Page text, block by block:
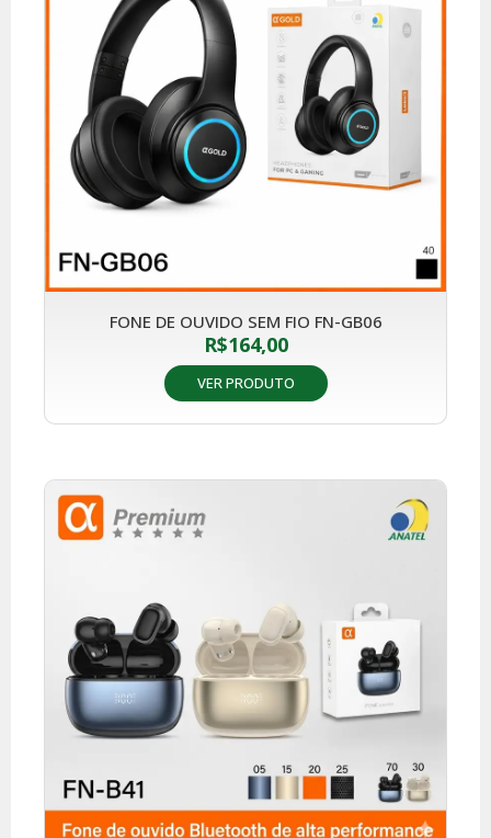
FONE DE OUVIDO SEM FIO FN-GB06
R$164,00
VER PRODUTO